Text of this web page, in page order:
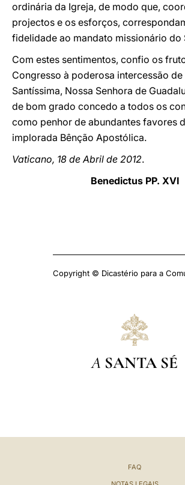
ordinária da Igreja, de modo que,
projectos e os esforços,
fidelidade ao mandato missionário do
Com estes sentimentos, confio os
Congresso à poderosa intercessão de
Santíssima, Nossa Senhora de
de bom grado concedo a todos os
como penhor de abundantes favores
implorada Bênção Apostólica.
Vaticano, 18 de Abril de 2012.
Benedictus PP. XVI
Copyright © Dicastério para a
A SANTA SÉ
FAQ